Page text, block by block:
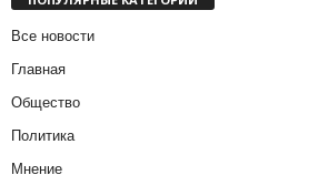
Все новости
Главная
Общество
Политика
Мнение